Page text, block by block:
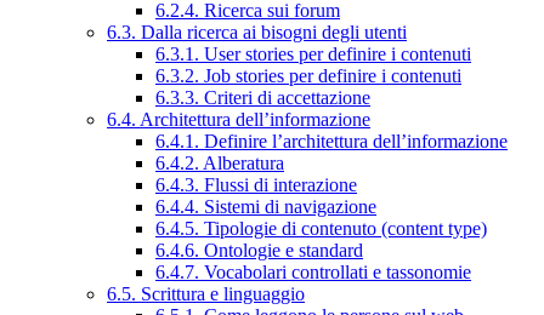
6.2.4. Ricerca sui forum
6.3. Dalla ricerca ai bisogni degli utenti
6.3.1. User stories per definire i contenuti
6.3.2. Job stories per definire i contenuti
6.3.3. Criteri di accettazione
6.4. Architettura dell’informazione
6.4.1. Definire l’architettura dell’informazione
6.4.2. Alberatura
6.4.3. Flussi di interazione
6.4.4. Sistemi di navigazione
6.4.5. Tipologie di contenuto (content type)
6.4.6. Ontologie e standard
6.4.7. Vocabolari controllati e tassonomie
6.5. Scrittura e linguaggio